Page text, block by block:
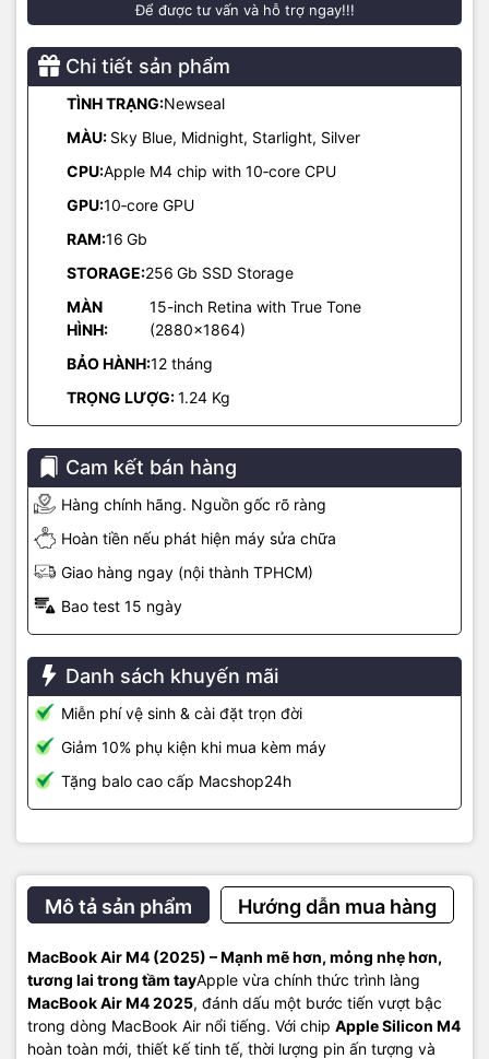
Để được tư vấn và hỗ trợ ngay!!!
Chi tiết sản phẩm
TÌNH TRẠNG:Newseal
MÀU: Sky Blue, Midnight, Starlight, Silver
CPU:Apple M4 chip with 10‑core CPU
GPU:10‑core GPU
RAM:16 Gb
STORAGE:256 Gb SSD Storage
MÀN
HÌNH:
15-inch Retina with True Tone
(2880×1864)
BẢO HÀNH:12 tháng
TRỌNG LƯỢG:1.24 Kg
Cam kết bán hàng
Hàng chính hãng. Nguồn gốc rõ ràng
Hoàn tiền nếu phát hiện máy sửa chữa
Giao hàng ngay (nội thành TPHCM)
Bao test 15 ngày
Danh sách khuyến mãi
Miễn phí vệ sinh & cài đặt trọn đời
Giảm 10% phụ kiện khi mua kèm máy
Tặng balo cao cấp Macshop24h
Mô tả sản phẩm Hướng dẫn mua hàng
MacBook Air M4 (2025) – Mạnh mẽ hơn, mỏng nhẹ hơn,
tương lai trong tầm tayApple vừa chính thức trình làng
MacBook Air M4 2025, đánh dấu một bước tiến vượt bậc
trong dòng MacBook Air nổi tiếng. Với chip Apple Silicon M4
hoàn toàn mới, thiết kế tinh tế, thời lượng pin ấn tượng và
mm), nhưng được hoàn thiện tốt hơn với chất liệu nhôm tái chế
100%, thân thiện với môi trường. Máy có 4 tùy chọn màu sắc hiện
Midnight, Starlight, Silver và Sky Blue
Pin “trâu” – Làm việc cả ngày dài
Nhờ vào chip M4 tiết kiệm năng lượng, MacBook Air 2025 có thể
18 giờ xem video
•15 giờ duyệt web
Bạn có thể mang đi làm, đi học cả ngày mà không cần sạc.
Màn hình Liquid Retina tuyệt đẹp
Màn hình 13.6 inch hoặc 15.3 inch với độ sáng lên đến500 nits
hỗ trợ dải màu P3, True Tone và độ phân giải cao, mang lại trải
nghiệm hình ảnh sắc nét, sống động, lý tưởng cho cả làm việc và
giải trí.